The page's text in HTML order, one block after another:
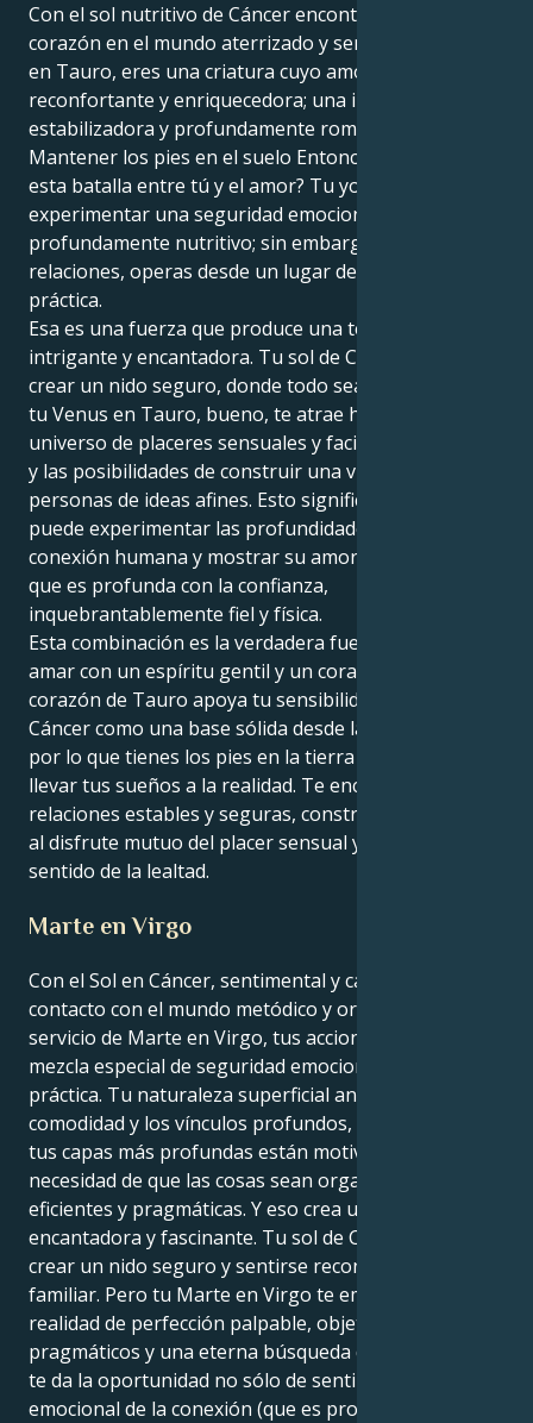
Con el sol nutritivo de Cáncer encontrando su
corazón en el mundo aterrizado y sensual de Venus
en Tauro, eres una criatura cuyo amor es una fuerza
reconfortante y enriquecedora; una influencia
estabilizadora y profundamente romántica.
Mantener los pies en el suelo Entonces, ¿por qué
esta batalla entre tú y el amor? Tu yo exterior desea
experimentar una seguridad emocional, un vínculo
profundamente nutritivo; sin embargo, dentro de las
relaciones, operas desde un lugar de seguridad
práctica.
Esa es una fuerza que produce una tensión
intrigante y encantadora. Tu sol de Cáncer anhela
crear un nido seguro, donde todo sea familiar. Pero
tu Venus en Tauro, bueno, te atrae hacia un
universo de placeres sensuales y facilidad en la tierra
y las posibilidades de construir una vida sólida entre
personas de ideas afines. Esto significa que también
puede experimentar las profundidades de la
conexión humana y mostrar su amor de una manera
que es profunda con la confianza,
inquebrantablemente fiel y física.
Esta combinación es la verdadera fuerza, puedes
amar con un espíritu gentil y un corazón práctico. Tu
corazón de Tauro apoya tu sensibilidad emocional de
Cáncer como una base sólida desde la que trabajar,
por lo que tienes los pies en la tierra y eres capaz de
llevar tus sueños a la realidad. Te encuentras en
relaciones estables y seguras, construidas en torno
al disfrute mutuo del placer sensual y un fuerte
sentido de la lealtad.
Marte en Virgo
Con el Sol en Cáncer, sentimental y cariñoso, en
contacto con el mundo metódico y orientado al
servicio de Marte en Virgo, tus acciones son una
mezcla especial de seguridad emocional y perfección
práctica. Tu naturaleza superficial anhela la
comodidad y los vínculos profundos, mientras que
tus capas más profundas están motivadas por la
necesidad de que las cosas sean organizadas,
eficientes y pragmáticas. Y eso crea una atracción
encantadora y fascinante. Tu sol de Cáncer desea
crear un nido seguro y sentirse reconfortado por lo
familiar. Pero tu Marte en Virgo te empuja hacia una
realidad de perfección palpable, objetivos
pragmáticos y una eterna búsqueda de mejora. Eso
te da la oportunidad no sólo de sentir la experiencia
emocional de la conexión (que es profunda), sino